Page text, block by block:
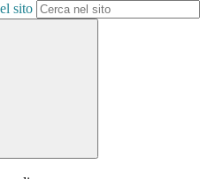
sito